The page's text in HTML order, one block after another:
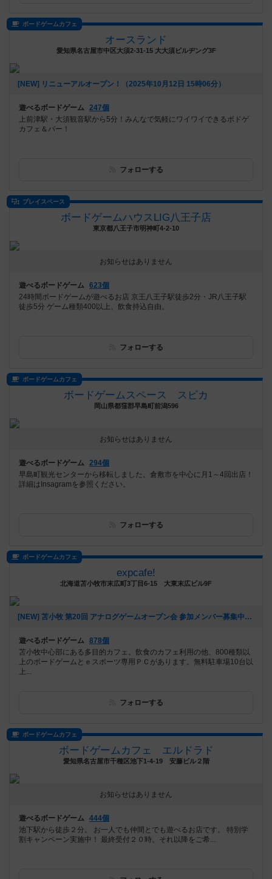
ボードゲームカフェ
オースランド
愛知県名古屋市中区大須2-31-15 大大須ビルヂング3F
[NEW] リニューアルオープン！（2025年10月12日 15時06分）
遊べるボードゲーム 247個
上前津駅・大須観音駅から5分！みんなで気軽にワイワイできるボドゲ
カフェ＆バー！
フォローする
プレイスペース
ボードゲームハウスLIG八王子店
東京都八王子市明神町4-2-10
お知らせはありません
遊べるボードゲーム 623個
24時間ボードゲームが遊べるお店 京王八王子駅徒歩2分・JR八王子駅
徒歩5分 ゲーム種類400以上、飲食持込自由。
フォローする
ボードゲームカフェ
ボードゲームスペース スピカ
岡山県都窪郡早島町前潟596
お知らせはありません
遊べるボードゲーム 294個
早島町観光センターから移転しました。倉敷市を中心に月1～4回出店！
詳細はInsagramを参照ください。
フォローする
ボードゲームカフェ
expcafe!
北海道苫小牧市末広町3丁目6-15 大東末広ビル9F
[NEW] 苫小牧 第20回 アナログゲームオープン会 参加メンバー募集中！（2024年09月05日 23時49分）
遊べるボードゲーム 878個
苫小牧中心部にある多目的カフェ。飲食のカフェ利用の他、800種類以
上のボードゲームとｅスポーツ専用ＰＣがあります。無料駐車場10台以
上...
フォローする
ボードゲームカフェ
ボードゲームカフェ エルドラド
愛知県名古屋市千種区池下1-4-19 安藤ビル２階
お知らせはありません
遊べるボードゲーム 444個
池下駅から徒歩２分。 お一人でも仲間とでも遊べるお店です。 特別学
割キャンペーン実施中！ 最終受付２０時。それ以降をご希...